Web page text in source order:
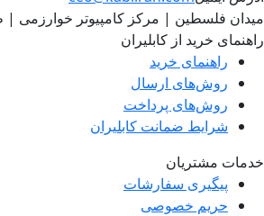
میدان فلسطین | مرکز کامپیوتر خوارزمی |
راهنمای خرید از کابلیران
راهنمای خرید
روش‌های ارسال
روش‌های پرداخت
شرایط ضمانت کابلیران
خدمات مشتریان
پیگیری سفارشات
حریم خصوصی